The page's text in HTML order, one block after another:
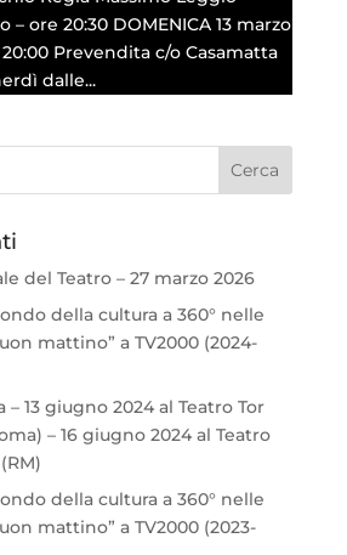
– ore 20:30 DOMENICA 13 marzo
20:00 Prevendita c/o Casamatta
dalle...
del Teatro – 27 marzo 2026
della cultura a 360° nelle
mattino” a TV2000 (2024-
13 giugno 2024 al Teatro Tor
– 16 giugno 2024 al Teatro
della cultura a 360° nelle
mattino” a TV2000 (2023-